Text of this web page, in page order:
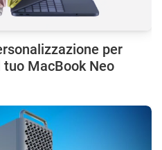
per
MacBook Neo